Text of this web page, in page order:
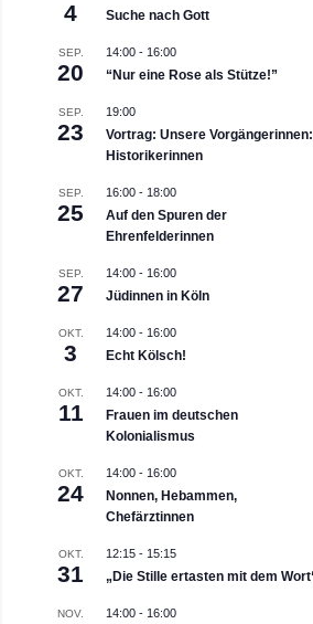
4 Suche nach Gott
SEP.
20
14:00 - 16:00
“Nur eine Rose als Stütze!”
SEP.
23
19:00
Vortrag: Unsere Vorgängerinnen:
Historikerinnen
SEP.
25
16:00 - 18:00
Auf den Spuren der
Ehrenfelderinnen
SEP.
27
14:00 - 16:00
Jüdinnen in Köln
OKT.
3
14:00 - 16:00
Echt Kölsch!
OKT.
11
14:00 - 16:00
Frauen im deutschen
Kolonialismus
OKT.
24
14:00 - 16:00
Nonnen, Hebammen,
Chefärztinnen
OKT.
31
12:15 - 15:15
„Die Stille ertasten mit dem
NOV. 14:00 - 16:00